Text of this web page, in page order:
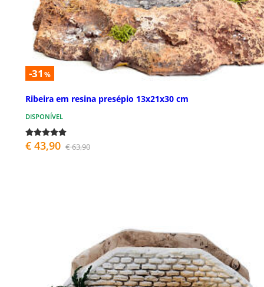
-31 %
Ribeira em resina presépio 13x21x30 cm
DISPONÍVEL
€ 43,90 € 63,90